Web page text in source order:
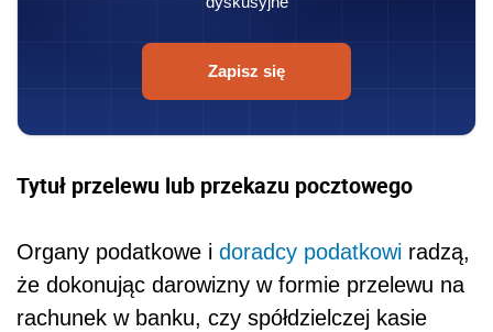
Zapisz się
Tytuł przelewu lub przekazu pocztowego
Organy podatkowe i doradcy podatkowi radzą,
że dokonując darowizny w formie przelewu na
rachunek w banku, czy spółdzielczej kasie